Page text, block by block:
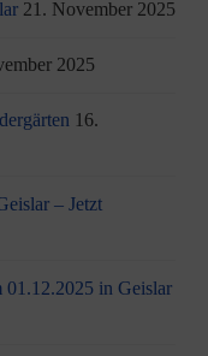
21. November 2025
2025
16.
– Jetzt
in Geislar